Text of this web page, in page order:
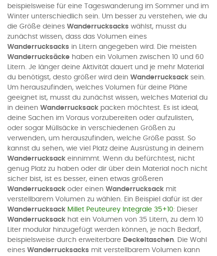
beispielsweise für eine Tageswanderung im Sommer und im
Winter unterschiedlich sein. Um besser zu verstehen, wie du
die Größe deines Wanderrucksacks wählst, musst du
zunächst wissen, dass das Volumen eines
Wanderrucksacks in Litern angegeben wird. Die meisten
Wanderrucksäcke haben ein Volumen zwischen 10 und 60
Litern. Je länger deine Aktivität dauert und je mehr Material
du benötigst, desto größer wird dein Wanderrucksack sein.
Um herauszufinden, welches Volumen für deine Pläne
geeignet ist, musst du zunächst wissen, welches Material du
in deinen Wanderrucksack packen möchtest. Es ist ideal,
deine Sachen im Voraus vorzubereiten oder aufzulisten,
oder sogar Müllsäcke in verschiedenen Größen zu
verwenden, um herauszufinden, welche Größe passt. So
kannst du sehen, wie viel Platz deine Ausrüstung in deinem
Wanderrucksack einnimmt. Wenn du befürchtest, nicht
genug Platz zu haben oder dir über dein Material noch nicht
sicher bist, ist es besser, einen etwas größeren
Wanderrucksack oder einen Wanderrucksack mit
verstellbarem Volumen zu wählen. Ein Beispiel dafür ist der
Wanderrucksack Millet Peuteurey Integrale 35+10: Dieser
Wanderrucksack hat ein Volumen von 35 Litern, zu dem 10
Liter modular hinzugefügt werden können, je nach Bedarf,
beispielsweise durch erweiterbare Deckeltaschen. Die Wahl
eines Wanderrucksacks mit verstellbarem Volumen kann